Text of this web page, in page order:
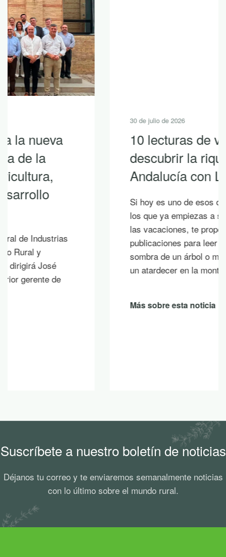
10 lecturas de verano para
descubrir la riqueza de
Andalucía con LEADER
Si hoy es uno de esos días prometedores en
los que ya empiezas a saborear y planificar
las vacaciones, te proponemos diez
publicaciones para leer junto al mar, bajo la
sombra de un árbol o mientras contemplas
un atardecer en la montaña.
Suscríbete a nuestro boletín de noticias
Déjanos tu correo y te enviaremos semanalmente noticias
con lo último sobre el mundo rural.